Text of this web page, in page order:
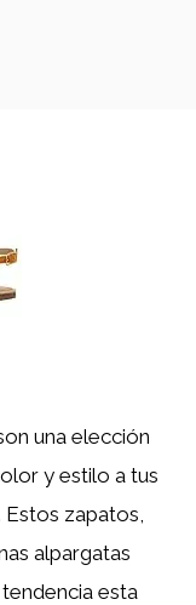
una elección
y estilo a tus
zapatos,
alpargatas
esta